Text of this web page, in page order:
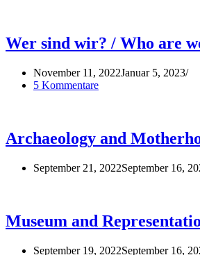
Wer sind wir? / Who are
November 11, 2022Januar 5, 2023
5 Kommentare
Archaeology and
September 21, 2022September 16,
Museum and
September 19, 2022September 16,